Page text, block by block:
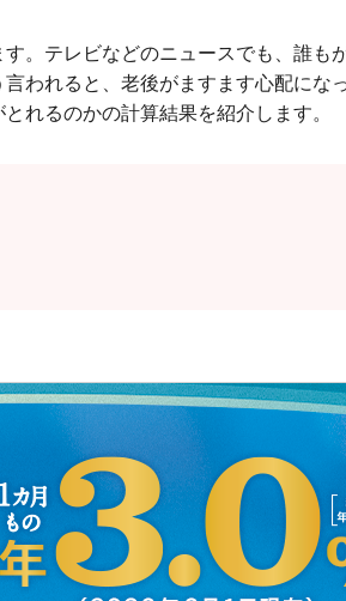
。テレビなどのニュースでも、誰も
われると、老後がますます心配にな
れるのかの計算結果を紹介します。